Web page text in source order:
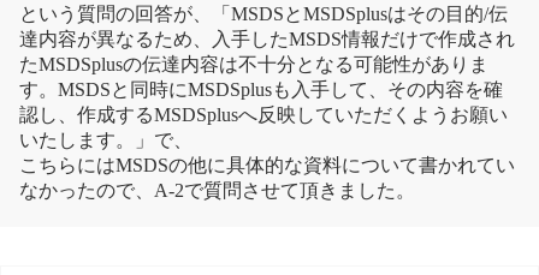
という質問の回答が、「MSDSとMSDSplusはその目的/伝
達内容が異なるため、入手したMSDS情報だけで作成され
たMSDSplusの伝達内容は不十分となる可能性がありま
す。MSDSと同時にMSDSplusも入手して、その内容を確
認し、作成するMSDSplusへ反映していただくようお願い
いたします。」で、
こちらにはMSDSの他に具体的な資料について書かれてい
なかったので、A-2で質問させて頂きました。